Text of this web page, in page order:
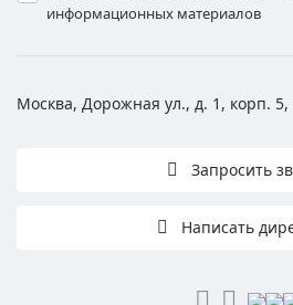
информационных материалов
Москва, Дорожная ул., д. 1, корп. 5,
Запросить
Написать